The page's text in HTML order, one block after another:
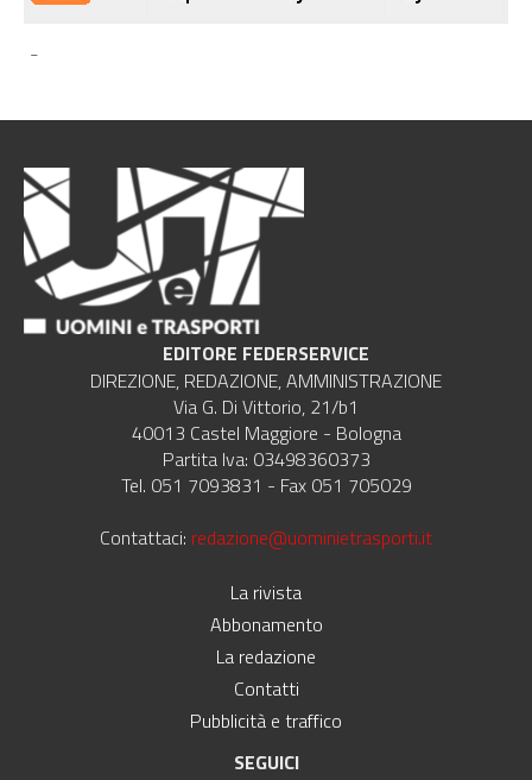
-
EDITORE FEDERSERVICE
DIREZIONE, REDAZIONE, AMMINISTRAZIONE
Via G. Di Vittorio, 21/b1
40013 Castel Maggiore - Bologna
Partita Iva: 03498360373
Tel. 051 7093831 - Fax 051 705029
Contattaci: redazione@uominietrasporti.it
La rivista
Abbonamento
La redazione
Contatti
Pubblicità e traffico
SEGUICI